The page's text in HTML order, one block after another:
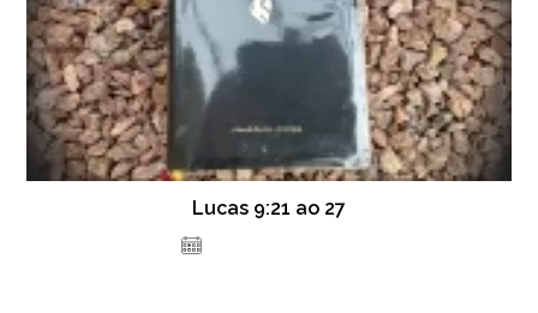
Lucas 9:21 ao 27